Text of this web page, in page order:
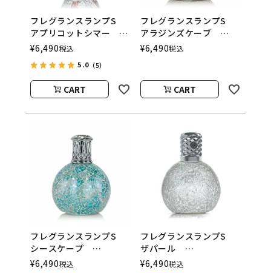
フレグランスランプS
アプリコットシマー
ASHLEIGH&BURWOOD
（アシュレイアンドバー
ウッド）
¥6,490税込
5.0 （5）
CART
フレグランスランプS
アラジンズケーブ
ASHLEIGH&BURWOOD
（アシュレイアンドバー
¥6,490税込
CART
フレグランスランプS
シースケープ
ASHLEIGH&BURWOOD
¥6,490税込
フレグランスランプS
ザパール
ASHLEIGH&BURWOOD
¥6,490税込